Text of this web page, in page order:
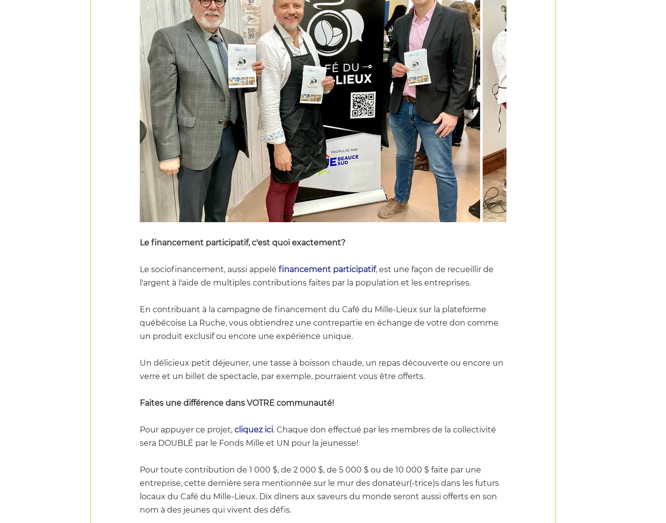
Le financement participatif, c'est quoi exactement?
Le sociofinancement, aussi appelé financement participatif, est une façon de recueillir de
l'argent à l'aide de multiples contributions faites par la population et les entreprises.
En contribuant à la campagne de financement du Café du Mille-Lieux sur la plateforme
québécoise La Ruche, vous obtiendrez une contrepartie en échange de votre don comme
un produit exclusif ou encore une expérience unique.
Un délicieux petit déjeuner, une tasse à boisson chaude, un repas découverte ou encore un
verre et un billet de spectacle, par exemple, pourraient vous être offerts.
Faites une différence dans VOTRE communauté!
Pour appuyer ce projet, cliquez ici. Chaque don effectué par les membres de la collectivité
sera DOUBLÉ par le Fonds Mille et UN pour la jeunesse!
Pour toute contribution de 1 000 $, de 2 000 $, de 5 000 $ ou de 10 000 $ faite par une
entreprise, cette dernière sera mentionnée sur le mur des donateur(-trice)s dans les futurs
locaux du Café du Mille-Lieux. Dix dîners aux saveurs du monde seront aussi offerts en son
nom à des jeunes qui vivent des défis.